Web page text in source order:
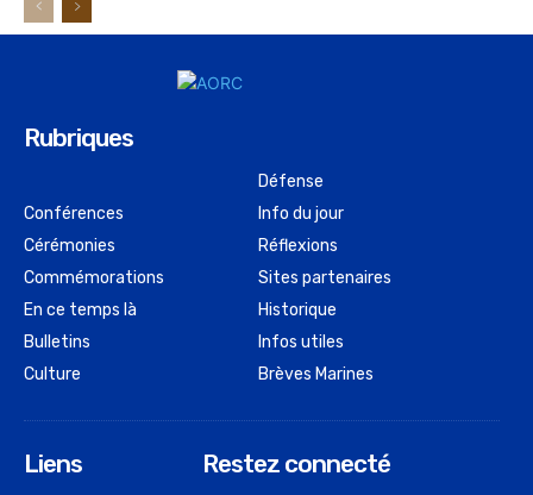
Rubriques
Conférences
Cérémonies
Commémorations
En ce temps là
Bulletins
Culture
Défense
Info du jour
Réflexions
Sites partenaires
Historique
Infos utiles
Brèves Marines
Liens Restez connecté